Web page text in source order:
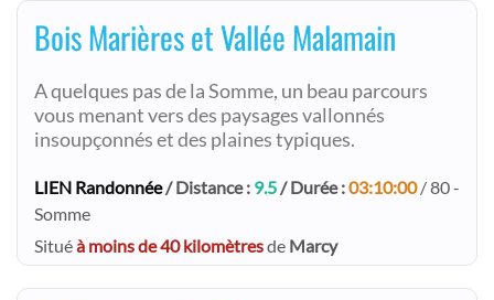
Bois Marières et Vallée Malamain
A quelques pas de la Somme, un beau parcours
vous menant vers des paysages vallonnés
insoupçonnés et des plaines typiques.
LIEN Randonnée/ Distance : 9.5/ Durée :03:10:00/ 80 -
Somme
Situéà moins de 40 kilomètresde Marcy